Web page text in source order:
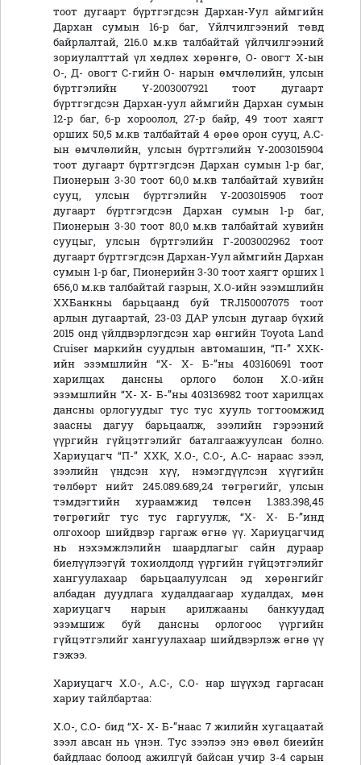
тоот дугаарт бүртгэгдсэн Дархан-Уул аймгийн
Дархан сумын 16-р баг, Үйлчилгээний төвд
байрлалтай, 216.0 м.кв талбайтай үйлчилгээний
зориулалттай үл хөдлөх хөрөнгө, О- овогт Х-ын
О-, Д- овогт С-гийн О- нарын өмчлөлийн, улсын
бүртгэлийн Ү-2003007921 тоот дугаарт
бүртгэгдсэн Дархан-уул аймгийн Дархан сумын
12-р баг, 6-р хороолол, 27-р байр, 49 тоот хаягт
орших 50,5 м.кв талбайтай 4 өрөө орон сууц, А.С-
ын өмчлөлийн, улсын бүртгэлийн Ү-2003015904
тоот дугаарт бүртгэгдсэн Дархан сумын 1-р баг,
Пионерын 3-30 тоот 60,0 м.кв талбайтай хувийн
сууц, улсын бүртгэлийн Ү-2003015905 тоот
дугаарт бүртгэгдсэн Дархан сумын 1-р баг,
Пионерын 3-30 тоот 80,0 м.кв талбайтай хувийн
сууцыг, улсын бүртгэлийн Г-2003002962 тоот
дугаарт бүртгэгдсэн Дархан-Уул аймгийн Дархан
сумын 1-р баг, Пионерийн 3-30 тоот хаягт орших 1
656,0 м.кв талбайтай газрын, Х.О-ийн эзэмшлийн
ХХБанкны барьцаанд буй TRJ150007075 тоот
арлын дугаартай, 23-03 ДАР улсын дугаар бүхий
2015 онд үйлдвэрлэгдсэн хар өнгийн Toyota Land
Cruiser маркийн суудлын автомашин, “П-” ХХК-
ийн эзэмшлийн “Х- Х- Б-”ны 403160691 тоот
харилцах дансны орлого болон Х.О-ийн
эзэмшлийн “Х- Х- Б-”ны 403136982 тоот харилцах
дансны орлогуудыг тус тус хууль тогтоомжид
заасны дагуу барьцаалж, зээлийн гэрээний
үүргийн гүйцэтгэлийг баталгаажуулсан болно.
Хариуцагч “П-” ХХК, Х.О-, С.О-, А.С- нараас зээл,
зээлийн үндсэн хүү, нэмэгдүүлсэн хүүгийн
төлбөрт нийт 245.089.689,24 төгрөгийг, улсын
тэмдэгтийн хураамжид төлсөн 1.383.398,45
төгрөгийг тус тус гаргуулж, “Х- Х- Б-”инд
олгохоор шийдвэр гаргаж өгнө үү. Хариуцагчид
нь нэхэмжлэлийн шаардлагыг сайн дураар
биелүүлээгүй тохиолдолд үүргийн гүйцэтгэлийг
хангуулахаар барьцаалуулсан эд хөрөнгийг
албадан дуудлага худалдаагаар худалдах, мөн
хариуцагч нарын арилжааны банкуудад
эзэмшиж буй дансны орлогоос үүргийн
гүйцэтгэлийг хангуулахаар шийдвэрлэж өгнө үү
гэжээ.
Хариуцагч Х.О-, А.С-, С.О- нар шүүхэд гаргасан
хариу тайлбартаа:
Х.О-, С.О- бид “Х- Х- Б-”наас 7 жилийн хугацаатай
зээл авсан нь үнэн. Тус зээлээ энэ өвөл биеийн
байдлаас болоод ажилгүй байсан учир 3-4 сарын